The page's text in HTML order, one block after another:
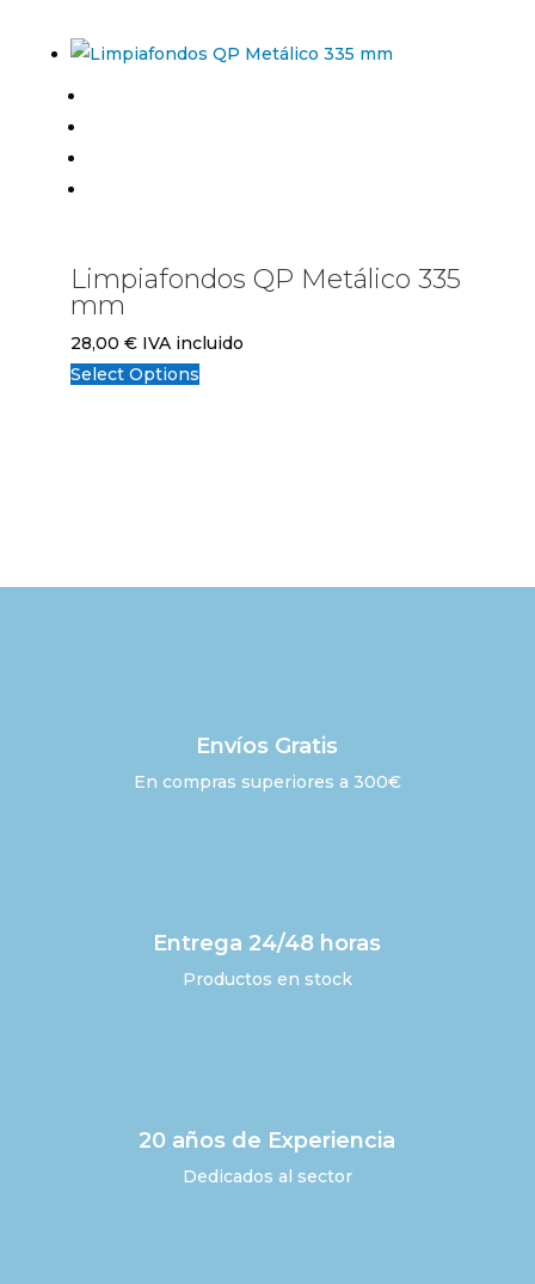
Limpiafondos QP Metálico 335
mm
28,00 € IVA incluido
Select Options
Envíos Gratis
En compras superiores a 300€
Entrega 24/48 horas
Productos en stock
20 años de Experiencia
Dedicados al sector